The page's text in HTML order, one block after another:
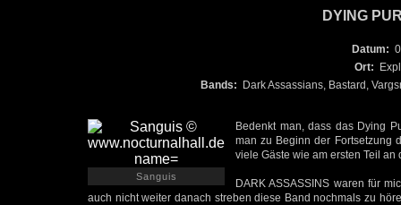
DYING
Datum:
Ort:
Bands:
Dark Assassians, Bastard,
Sanguis
Bedenkt man, dass das Dying
man zu Beginn der Fortsetzung
viele Gäste wie am ersten Teil
DARK ASSASSINS waren für
auch nicht weiter danach streben diese Band nochmals zu